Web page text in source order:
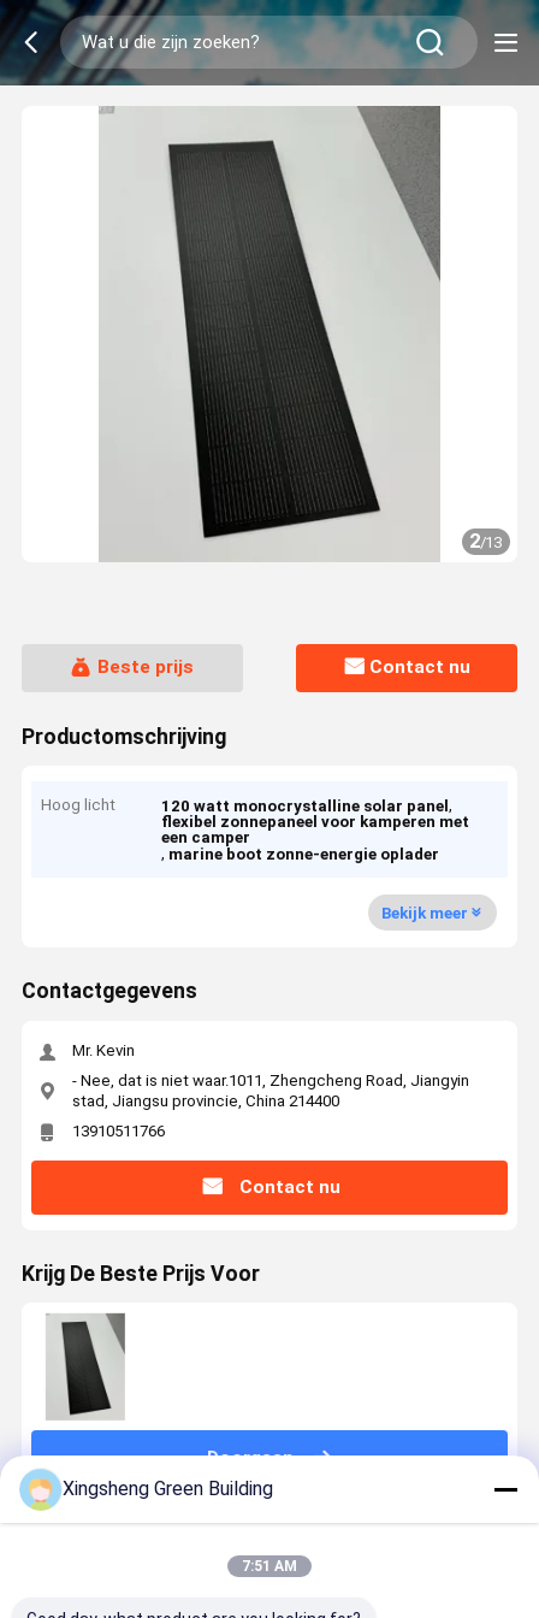
2/13
Beste prijs Contact nu
Productomschrijving
Hoog licht 120 watt monocrystalline solar panel,
flexibel zonnepaneel voor kamperen met
een camper
, marine boot zonne-energie oplader
Bekijk meer
Contactgegevens
Mr. Kevin
- Nee, dat is niet waar.1011, Zhengcheng Road, Jiangyin
stad, Jiangsu provincie, China 214400
13910511766
Contact nu
Krijg De Beste Prijs Voor
Doorgaan
Xingsheng Green Building
7:51 AM